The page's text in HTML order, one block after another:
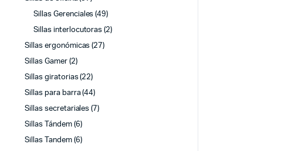
Sillas Gerenciales (49)
Sillas interlocutoras (2)
Sillas ergonómicas (27)
Sillas Gamer (2)
Sillas giratorias (22)
Sillas para barra (44)
Sillas secretariales (7)
Sillas Tándem (6)
Sillas Tandem (6)